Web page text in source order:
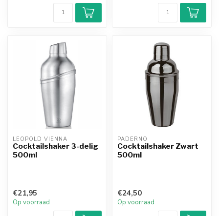
LEOPOLD VIENNA
Cocktailshaker 3-delig
500ml
€21,95
Op voorraad
PADERNO
Cocktailshaker Zwart
500ml
€24,50
Op voorraad